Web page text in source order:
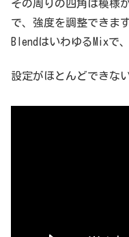
その周りの四角は模様
で、強度を調整できます
BlendはいわゆるMixで
設定がほとんどできな